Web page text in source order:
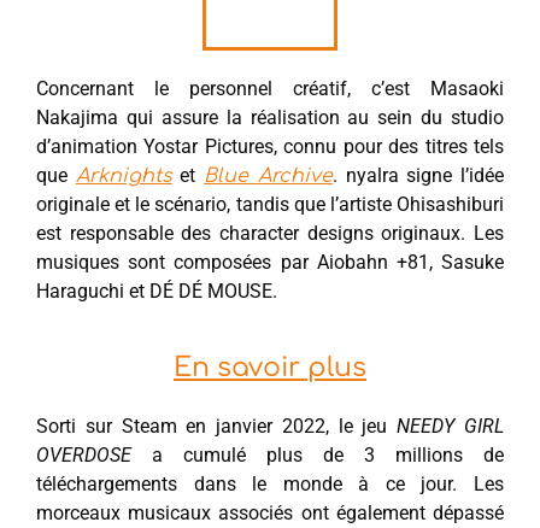
Concernant le personnel créatif, c’est Masaoki
Nakajima qui assure la réalisation au sein du studio
d’animation Yostar Pictures, connu pour des titres tels
que Arknightset Blue Archive. nyalra signe l’idée
originale et le scénario, tandis que l’artiste Ohisashiburi
est responsable des character designs originaux. Les
musiques sont composées par Aiobahn +81, Sasuke
Haraguchi et DÉ DÉ MOUSE.
En savoir plus
Sorti sur Steam en janvier 2022, le jeuNEEDY GIRL
OVERDOSEa cumulé plus de 3 millions de
téléchargements dans le monde à ce jour. Les
morceaux musicaux associés ont également dépassé